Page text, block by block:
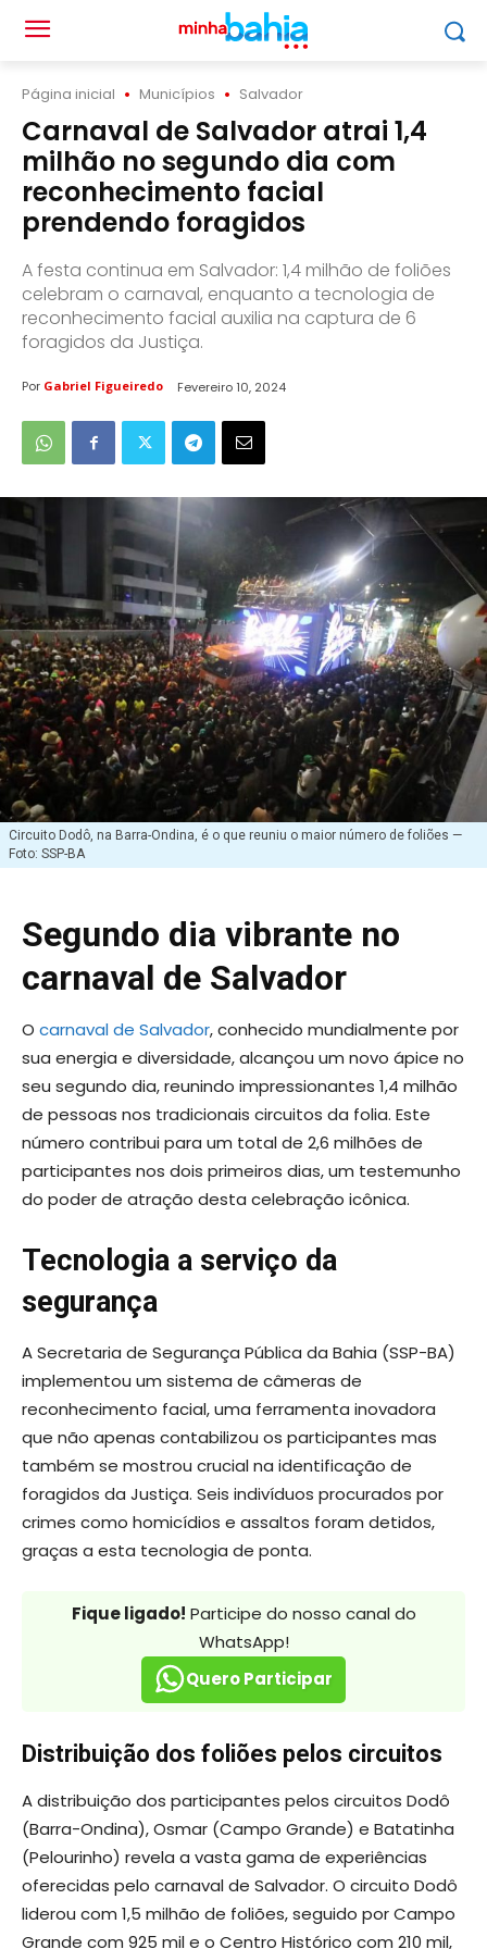
Página inicial Municípios Salvador
Carnaval de Salvador atrai 1,4
milhão no segundo dia com
reconhecimento facial
prendendo foragidos
A festa continua em Salvador: 1,4 milhão de foliões
celebram o carnaval, enquanto a tecnologia de
reconhecimento facial auxilia na captura de 6
foragidos da Justiça.
Por Gabriel Figueiredo Fevereiro 10, 2024
Circuito Dodô, na Barra-Ondina, é o que reuniu o maior número de foliões —
Foto: SSP-BA
Segundo dia vibrante no
carnaval de Salvador
O carnaval de Salvador, conhecido mundialmente por
sua energia e diversidade, alcançou um novo ápice no
seu segundo dia, reunindo impressionantes 1,4 milhão
de pessoas nos tradicionais circuitos da folia. Este
número contribui para um total de 2,6 milhões de
participantes nos dois primeiros dias, um testemunho
do poder de atração desta celebração icônica.
Tecnologia a serviço da
segurança
A Secretaria de Segurança Pública da Bahia (SSP-BA)
implementou um sistema de câmeras de
reconhecimento facial, uma ferramenta inovadora
que não apenas contabilizou os participantes mas
também se mostrou crucial na identificação de
foragidos da Justiça. Seis indivíduos procurados por
crimes como homicídios e assaltos foram detidos,
graças a esta tecnologia de ponta.
Fique ligado! Participe do nosso canal do
WhatsApp!
Quero Participar
Distribuição dos foliões pelos circuitos
A distribuição dos participantes pelos circuitos Dodô
(Barra-Ondina), Osmar (Campo Grande) e Batatinha
(Pelourinho) revela a vasta gama de experiências
oferecidas pelo carnaval de Salvador. O circuito Dodô
liderou com 1,5 milhão de foliões, seguido por Campo
Grande com 925 mil e o Centro Histórico com 210 mil,